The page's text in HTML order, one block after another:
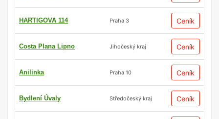
HARTIGOVA 114 Praha 3 Ceník
Costa Plana Lipno Jihočeský kraj Ceník
Anilinka Praha 10 Ceník
Bydlení Úvaly Středočeský kraj Ceník